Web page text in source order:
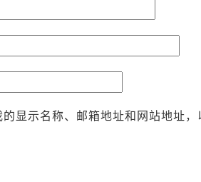
显示名称、邮箱地址和网站地址，